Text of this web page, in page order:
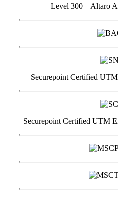
Level 300 – Altaro
Securepoint Certified
Securepoint Certified UTM